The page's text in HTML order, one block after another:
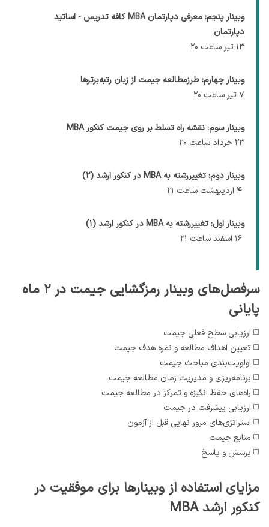
وبینار پنجم: معرفی دپارتمان MBA کافه تدریس - اساتید
دپارتمان
۱۳ تیر ساعت ۲۰
وبینار چهارم: طرزمطالعه جیمت از زبان رتبه‌برترها
۷ تیر ساعت ۲۰
وبینار سوم: نقشه راه تسلط بر روی جیمت کنکور MBA
۲۳ خرداد ساعت ۲۰
وبینار دوم: تغییررشته به MBA در کنکور ارشد (۲)
وبینار اول: تغییررشته به MBA در کنکور ارشد (۱)
سرفصل‌های وبینار رمزگشایی جیمت در ۲ ماه
پایانی
◻️ ارزیابی سطح فعلی جیمت
◻️ تعیین اهداف مطالعه و نمره هدف جیمت
◻️ اولویت‌بندی مباحث جیمت
◻️ برنامه‌ریزی و مدیریت زمان مطالعه جیمت
◻️ راه‌های حفظ انگیزه و تمرکز در مطالعه جیمت
◻️ ارزیابی پیشرفت در جیمت
◻️ استراتژی‌های مرور نهایی قبل از آزمون
◻️ منابع جیمت
◻️ پرسش و پاسخ
مزایای استفاده از وبینارها برای موفقیت در
کنکور ارشد MBA